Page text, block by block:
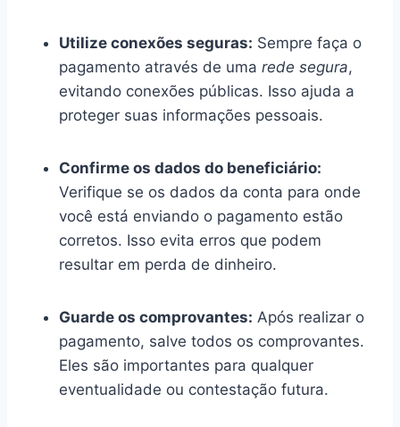
Utilize conexões seguras: Sempre faça o
pagamento através de uma rede segura,
evitando conexões públicas. Isso ajuda a
proteger suas informações pessoais.
Confirme os dados do beneficiário:
Verifique se os dados da conta para onde
você está enviando o pagamento estão
corretos. Isso evita erros que podem
resultar em perda de dinheiro.
Guarde os comprovantes: Após realizar o
pagamento, salve todos os comprovantes.
Eles são importantes para qualquer
eventualidade ou contestação futura.